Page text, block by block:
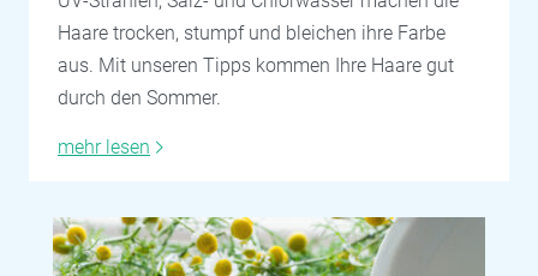
Haare trocken, stumpf und bleichen ihre Farbe
aus. Mit unseren Tipps kommen Ihre Haare gut
durch den Sommer.
mehr lesen